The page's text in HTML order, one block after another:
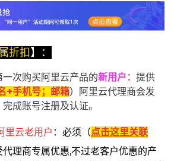
折扣】：
次购买阿里云产品的新用户 ： 提供
+手机号；邮箱）阿里云代理商会发
成账号注册及认证。
里云老用户 ： 必须 （点击这里关联
代理商专属优惠,不过老客户优惠的产